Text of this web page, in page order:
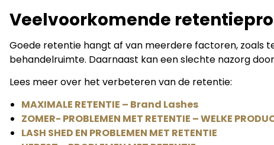
Veelvoorkomende
Goede retentie hangt af van meerdere factoren, zoals
behandelruimte. Daarnaast kan een slechte nazorg
Lees meer over het verbeteren van de retentie:
MAXIMALE RETENTIE – Brand Lashes
ZOMER- PROBLEMEN MET RETENTIE – WELKE
LASH SHED EN PROBLEMEN MET RETENTIE